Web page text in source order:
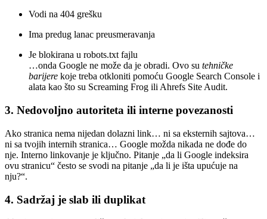
Vodi na 404 grešku
Ima predug lanac preusmeravanja
Je blokirana u robots.txt fajlu
…onda Google ne može da je obradi. Ovo su tehničke
barijere koje treba otkloniti pomoću Google Search Console i
alata kao što su Screaming Frog ili Ahrefs Site Audit.
3. Nedovoljno autoriteta ili interne povezanosti
Ako stranica nema nijedan dolazni link… ni sa eksternih sajtova…
ni sa tvojih internih stranica… Google možda nikada ne dođe do
nje. Interno linkovanje je ključno. Pitanje „da li Google indeksira
ovu stranicu“ često se svodi na pitanje „da li je išta upućuje na
nju?“.
4. Sadržaj je slab ili duplikat